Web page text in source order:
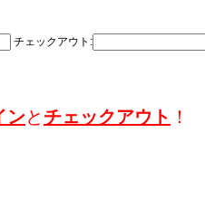
チェックアウト:
ンと チェックアウト ！